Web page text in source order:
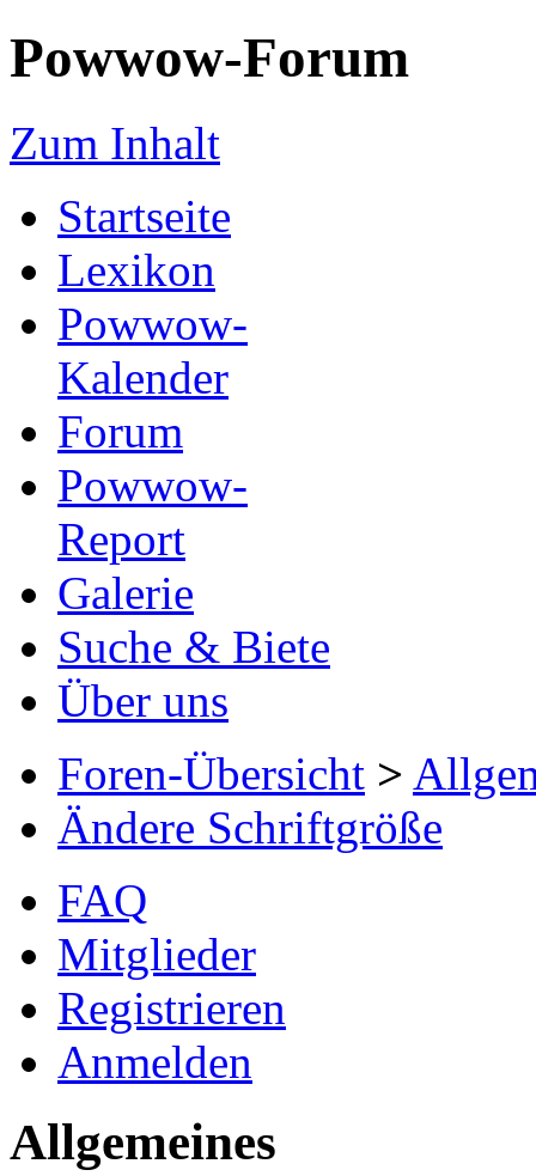
Powwow-Forum
Zum Inhalt
Startseite
Lexikon
Powwow-
Kalender
Forum
Powwow-
Report
Galerie
Suche & Biete
Über uns
Foren-Übersicht >
Ändere Schriftgröße
FAQ
Mitglieder
Registrieren
Anmelden
Allgemeines